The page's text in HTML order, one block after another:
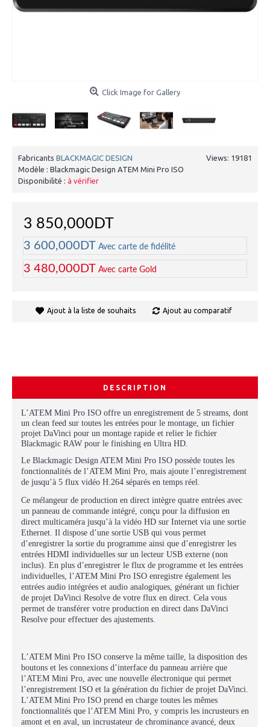
Click Image for Gallery
Views: 19181
Fabricants BLACKMAGIC DESIGN
Modèle : Blackmagic Design ATEM Mini Pro ISO
Disponibilité : à vérifier
3 850,000DT
3 600,000DT Avec carte de fidélité
3 480,000DT Avec carte Gold
Ajout à la liste de souhaits Ajout au comparatif
DESCRIPTION
L’ATEM Mini Pro ISO offre un enregistrement de 5 streams, dont
un clean feed sur toutes les entrées pour le montage, un fichier
projet DaVinci pour un montage rapide et relier le fichier
Blackmagic RAW pour le finishing en Ultra HD.
Le Blackmagic Design ATEM Mini Pro ISO possède toutes les
fonctionnalités de l’ATEM Mini Pro, mais ajoute l’enregistrement
de jusqu’à 5 flux vidéo H.264 séparés en temps réel.
Ce mélangeur de production en direct intègre quatre entrées avec
un panneau de commande intégré, conçu pour la diffusion en
direct multicaméra jusqu’à la vidéo HD sur Internet via une sortie
Ethernet. Il dispose d’une sortie USB qui vous permet
d’enregistrer la sortie du programme ainsi que d’enregistrer les
entrées HDMI individuelles sur un lecteur USB externe (non
inclus). En plus d’enregistrer le flux de programme et les entrées
individuelles, l’ATEM Mini Pro ISO enregistre également les
entrées audio intégrées et audio analogiques, générant un fichier
de projet DaVinci Resolve de votre flux en direct. Cela vous
permet de transférer votre production en direct dans DaVinci
Resolve pour effectuer des ajustements.
L’ATEM Mini Pro ISO conserve la même taille, la disposition des
boutons et les connexions d’interface du panneau arrière que
l’ATEM Mini Pro, avec une nouvelle électronique qui permet
l’enregistrement ISO et la génération du fichier de projet DaVinci.
L’ATEM Mini Pro ISO prend en charge toutes les mêmes
fonctionnalités que l’ATEM Mini Pro, y compris les incrusteurs en
amont et en aval, un incrustateur de chrominance avancé, deux